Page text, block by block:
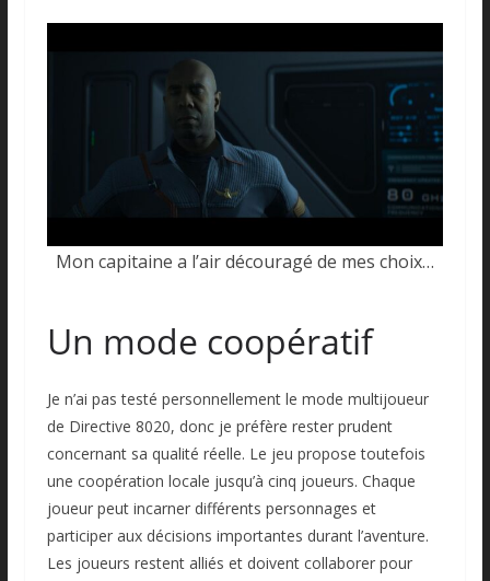
Mon capitaine a l’air découragé de mes choix…
Un mode coopératif
Je n’ai pas testé personnellement le mode multijoueur
de Directive 8020, donc je préfère rester prudent
concernant sa qualité réelle. Le jeu propose toutefois
une coopération locale jusqu’à cinq joueurs. Chaque
joueur peut incarner différents personnages et
participer aux décisions importantes durant l’aventure.
Les joueurs restent alliés et doivent collaborer pour